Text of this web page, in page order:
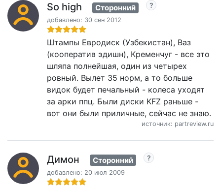
So high Сторонний
добавлено: 30 сен 2012
Штампы Евродиск (Узбекистан), Ваз
(кооператив эдишн), Кременчуг - все это
шляпа полнейшая, один из четырех
ровный. Вылет 35 норм, а то больше
видок будет печальный - колеса уходят
за арки ппц. Были диски KFZ раньше -
вот они были приличные, сейчас не знаю.
источник: partreview.ru
Димoн Сторонний
добавлено: 20 июл 2009